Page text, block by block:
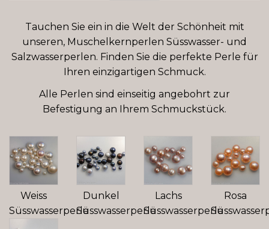
Tauchen Sie ein in die Welt der Schönheit mit
unseren, Muschelkernperlen Süsswasser- und
Salzwasserperlen. Finden Sie die perfekte Perle für
Ihren einzigartigen Schmuck.
Alle Perlen sind einseitig angebohrt zur
Befestigung an Ihrem Schmuckstück.
Weiss
Süsswasserperle
Dunkel
Süsswasserperle
Lachs
Süsswasserperle
Rosa